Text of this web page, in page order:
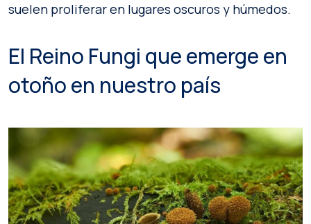
suelen proliferar en lugares oscuros y húmedos.
El Reino Fungi que emerge en
otoño en nuestro país